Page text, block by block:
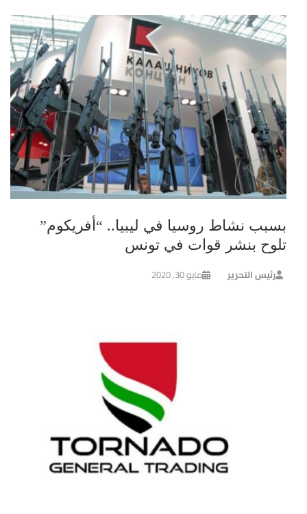
بسبب نشاط روسيا في ليبيا.. “أفريكوم”
تلوح بنشر قوات في تونس
رئيس التحرير مايو 30, 2020